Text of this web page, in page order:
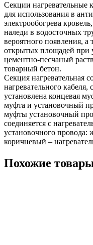
Секции нагревательные
для использования в
электрообогрева
наледи в водосточных
вероятного появления, а
открытых площадей при
цементно-песчаный
товарный бетон.
Секция нагревательная
нагревательного
установлена концевая
муфта и установочный
муфты установочный
соединяется с
установочного провода:
коричневый –
Похожие